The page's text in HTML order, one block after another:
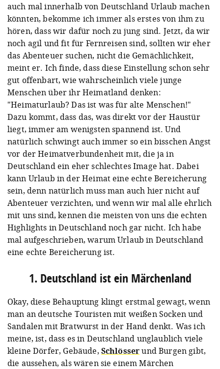
auch mal innerhalb von Deutschland Urlaub machen
könnten, bekomme ich immer als erstes von ihm zu
hören, dass wir dafür noch zu jung sind. Jetzt, da wir
noch agil und fit für Fernreisen sind, sollten wir eher
das Abenteuer suchen, nicht die Gemächlichkeit,
meint er. Ich finde, dass diese Einstellung schon sehr
gut offenbart, wie wahrscheinlich viele junge
Menschen über ihr Heimatland denken:
"Heimaturlaub? Das ist was für alte Menschen!"
Dazu kommt, dass das, was direkt vor der Haustür
liegt, immer am wenigsten spannend ist. Und
natürlich schwingt auch immer so ein bisschen Angst
vor der Heimatverbundenheit mit, die ja in
Deutschland ein eher schlechtes Image hat. Dabei
kann Urlaub in der Heimat eine echte Bereicherung
sein, denn natürlich muss man auch hier nicht auf
Abenteuer verzichten, und wenn wir mal alle ehrlich
mit uns sind, kennen die meisten von uns die echten
Highlights in Deutschland noch gar nicht. Ich habe
mal aufgeschrieben, warum Urlaub in Deutschland
eine echte Bereicherung ist.
1. Deutschland ist ein Märchenland
Okay, diese Behauptung klingt erstmal gewagt, wenn
man an deutsche Touristen mit weißen Socken und
Sandalen mit Bratwurst in der Hand denkt. Was ich
meine, ist, dass es in Deutschland unglaublich viele
kleine Dörfer, Gebäude, Schlösserund Burgen gibt,
die aussehen, als wären sie einem Märchen